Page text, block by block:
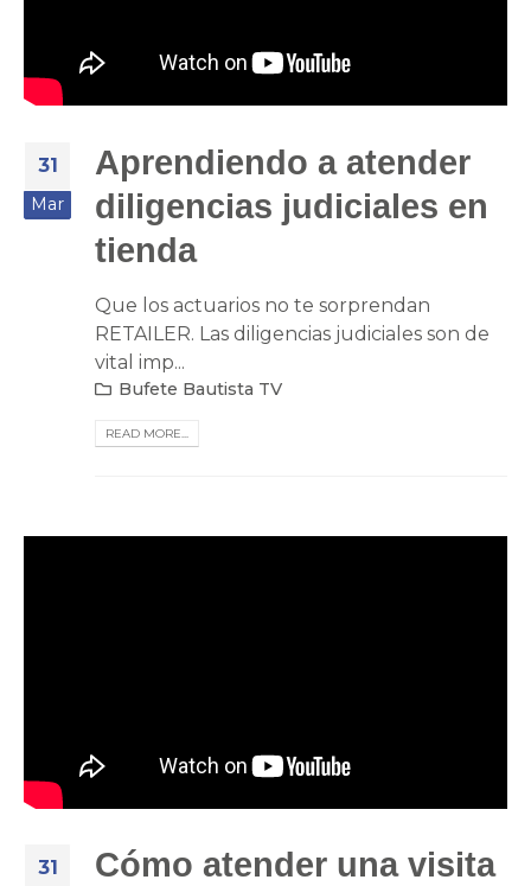
31
Mar
Aprendiendo a atender
diligencias judiciales en
tienda
Que los actuarios no te sorprendan
RETAILER. Las diligencias judiciales son de
vital imp...
Bufete Bautista TV
READ MORE...
31
Cómo atender una visita